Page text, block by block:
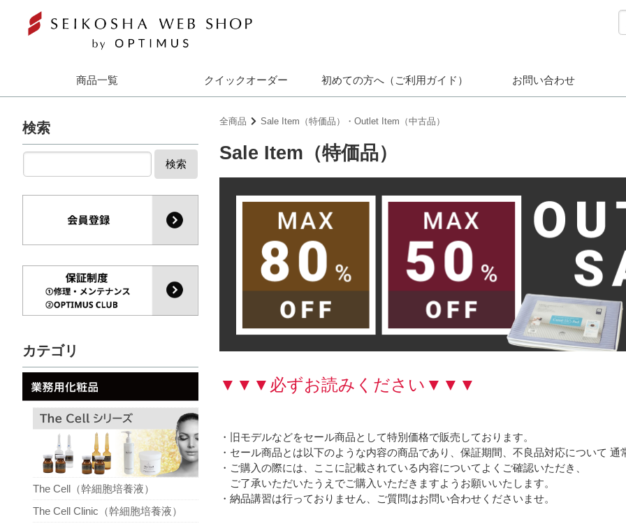
商品一覧 クイックオーダー 初めての方へ（ご利用ガイド） お問い合わせ
全商品 Sale Item（特価品）・Outlet Item（中古品）
Sale Item（特価品）
▼▼▼必ずお読みください▼▼▼
・旧モデルなどをセール商品として特別価格で販売しております。
・セール商品とは以下のような内容の商品であり、保証期間、不良品対応について 通
・ご購入の際には、ここに記載されている内容についてよくご確認いただき、
ご了承いただいたうえでご購入いただきますようお願いいたします。
・納品講習は行っておりません、ご質問はお問い合わせくださいませ。
検索
検索
カテゴリ
The Cell（幹細胞培養液）
The Cell Clinic（幹細胞培養液）